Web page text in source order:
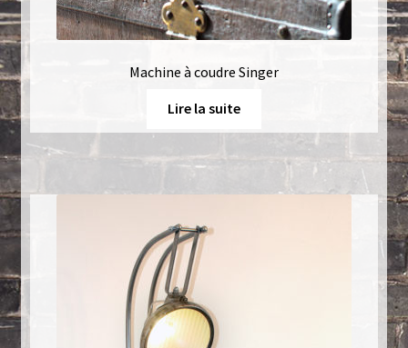
Machine à coudre Singer
Lire la suite